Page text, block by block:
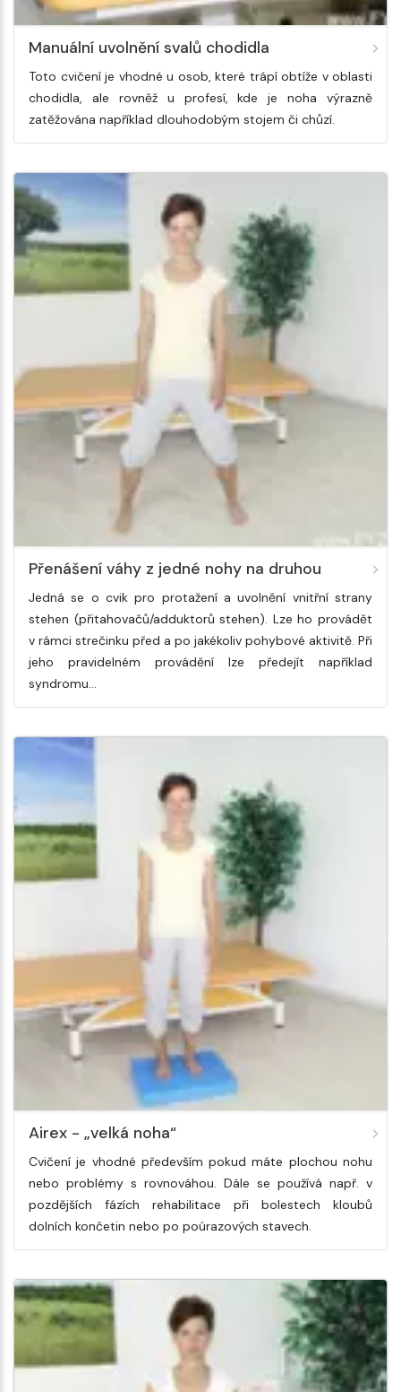
Manuální uvolnění svalů chodidla
Toto cvičení je vhodné u osob, které trápí obtíže v oblasti
chodidla, ale rovněž u profesí, kde je noha výrazně
zatěžována například dlouhodobým stojem či chůzí.
Přenášení váhy z jedné nohy na druhou
Jedná se o cvik pro protažení a uvolnění vnitřní strany
stehen (přitahovačů/adduktorů stehen). Lze ho provádět
v rámci strečinku před a po jakékoliv pohybové aktivitě. Při
jeho pravidelném provádění lze předejít například
syndromu…
Airex - „velká noha“
Cvičení je vhodné především pokud máte plochou nohu
nebo problémy s rovnováhou. Dále se používá např. v
pozdějších fázích rehabilitace při bolestech kloubů
dolních končetin nebo po poúrazových stavech.